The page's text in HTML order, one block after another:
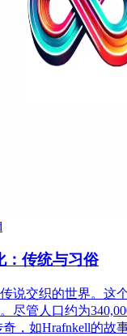
：传统与习俗
说交织的世界。这
尽管人口约为
，如Hrafnkell的故